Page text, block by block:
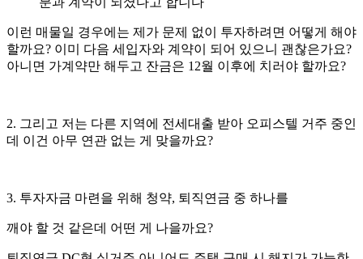
이런 매물일 경우에는 제가 문제 없이 투자하려면 어떻게 해야
할까요? 이미 다음 세입자와 계약이 되어 있으니 괜찮은가요?
아니면 가계약만 해두고 잔금은 12월 이후에 치러야 할까요?
2. 그리고 저는 다른 지역에 전세대출 받아 오피스텔 거주 중인
데 이건 아무 연관 없는 게 맞을까요?
3. 투자자금 마련을 위해 청약, 퇴직연금 중 하나를
깨야 할 것 같은데 어떤 게 나을까요?